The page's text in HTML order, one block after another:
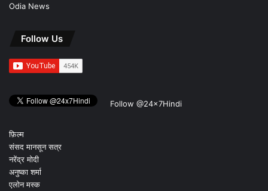
Odia News
Follow Us
Follow @24x7Hindi
फ़िल्म
संसद मानसून सत्र
नरेंद्र मोदी
अनुष्का शर्मा
एलोन मस्क